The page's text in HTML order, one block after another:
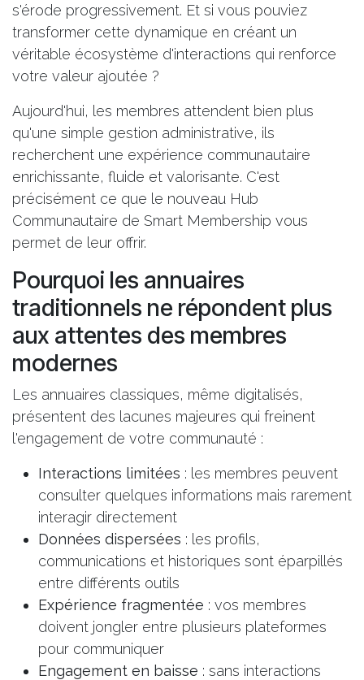
s'érode progressivement. Et si vous pouviez
transformer cette dynamique en créant un
véritable écosystème d'interactions qui renforce
votre valeur ajoutée ?
Aujourd'hui, les membres attendent bien plus
qu'une simple gestion administrative, ils
recherchent une expérience communautaire
enrichissante, fluide et valorisante. C'est
précisément ce que le nouveau Hub
Communautaire de Smart Membership vous
permet de leur offrir.
Pourquoi les annuaires
traditionnels ne répondent plus
aux attentes des membres
modernes
Les annuaires classiques, même digitalisés,
présentent des lacunes majeures qui freinent
l'engagement de votre communauté :
Interactions limitées : les membres peuvent
consulter quelques informations mais rarement
interagir directement
Données dispersées : les profils,
communications et historiques sont éparpillés
entre différents outils
Expérience fragmentée : vos membres
doivent jongler entre plusieurs plateformes
pour communiquer
Engagement en baisse : sans interactions